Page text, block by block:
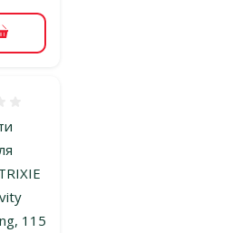
В корзину
115